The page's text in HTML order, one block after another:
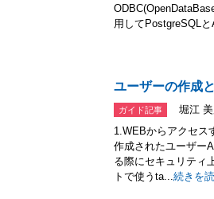
用してPostgreSQL
ユーザーの作成
ガイド記事
堀江
1.WEBからアクセス
作成されたユーザー
る際にセキュリティ
トで使うta...続きを